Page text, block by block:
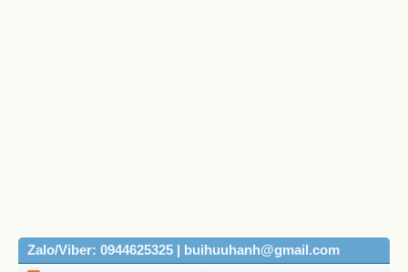
Zalo/Viber: 0944625325 | buihuuhanh@gmail.com